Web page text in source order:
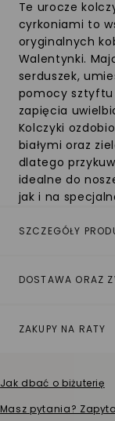
Te urocze
cyrkoniami to
oryginalnych
Walentynki.
serduszek,
pomocy
zapięcia
Kolczyki
białymi oraz
dlatego
idealne do
jak i na
SZCZEGÓŁY
DOSTAWA ORAZ
ZAKUPY NA RATY
Jak dbać o biżuterię
Masz pytania?